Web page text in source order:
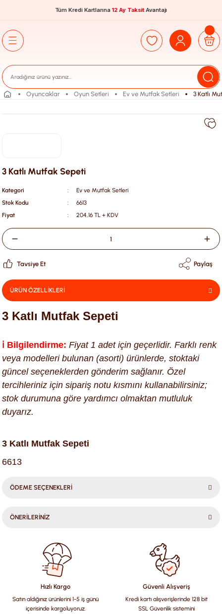
Tüm Kredi Kartlarına 12 Ay Taksit Avantajı
Oyuncaklar Oyun Setleri Ev ve Mutfak Setleri 3 Katlı
3 Katlı Mutfak Sepeti
Kategori
Ev ve Mutfak Setleri
Stok Kodu
6613
Fiyat
204,16 TL + KDV
Tavsiye Et Paylaş
ÜRÜN ÖZELLİKLERİ
3 Katlı Mutfak Sepeti
ℹ️ Bilgilendirme: Fiyat 1 adet için geçerlidir. Farklı renk
veya modelleri bulunan (asorti) ürünlerde, stoktaki
güncel seçeneklerden gönderim sağlanır. Özel
tercihleriniz için sipariş notu kısmını kullanabilirsiniz;
stok durumuna göre yardımcı olmaktan mutluluk
duyarız.
3 Katlı Mutfak Sepeti
6613
ÖDEME SEÇENEKLERİ
ÖNERİLERİNİZ
konularda yetersiz gördüğünüz noktaları öneri formunu
kullanarak tarafımıza iletebilirsiniz.
Görüş ve önerileriniz için teşekkür ederiz.
Ürün resmi kalitesiz, bozuk veya görüntülenemiyor.
Hızlı Kargo
Satın aldığınız ürünlerini 1-5 iş günü
içerisinde kargoluyoruz.
Güvenli Alışveriş
Kredi kartı alışverişlerinde 128 bit
SSL Güvenlik sistemini